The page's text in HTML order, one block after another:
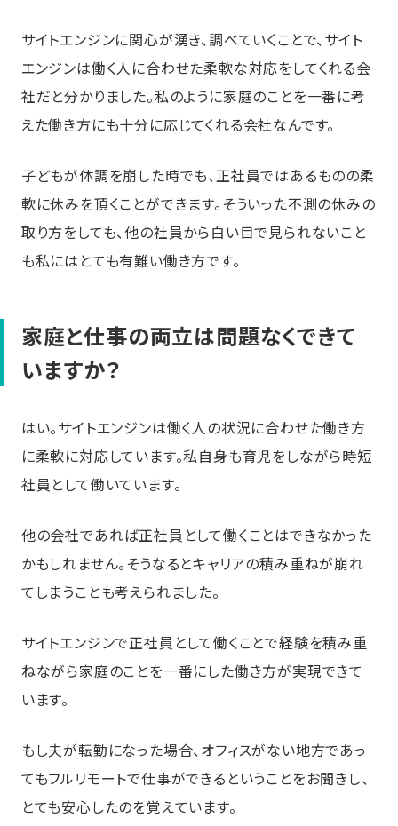
サイトエンジンに関心が湧き、調べていくことで、サイト
エンジンは働く人に合わせた柔軟な対応をしてくれる会
社だと分かりました。私のように家庭のことを一番に考
えた働き方にも十分に応じてくれる会社なんです。
子どもが体調を崩した時でも、正社員ではあるものの柔
軟に休みを頂くことができます。そういった不測の休みの
取り方をしても、他の社員から白い目で見られないこと
も私にはとても有難い働き方です。
家庭と仕事の両立は問題なくできて
いますか？
はい。サイトエンジンは働く人の状況に合わせた働き方
に柔軟に対応しています。私自身も育児をしながら時短
社員として働いています。
他の会社であれば正社員として働くことはできなかった
かもしれません。そうなるとキャリアの積み重ねが崩れ
てしまうことも考えられました。
サイトエンジンで正社員として働くことで経験を積み重
ねながら家庭のことを一番にした働き方が実現できて
います。
もし夫が転勤になった場合、オフィスがない地方であっ
てもフルリモートで仕事ができるということをお聞きし、
とても安心したのを覚えています。